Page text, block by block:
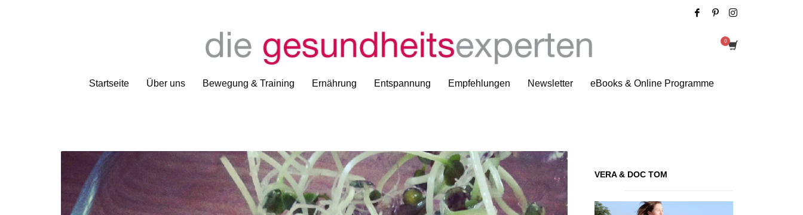
Startseite Über uns Bewegung & Training Ernährung Entspannung Empfehlungen Newsletter eBooks & Online Programme
Tag: Sprossen
VERA & DOC TOM